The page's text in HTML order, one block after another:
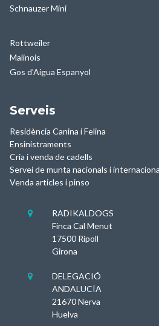
Schnauzer Mini
Rottweiler
Malinois
Gos d'Aigua Espanyol
Serveis
Residència Canina i Felina
Ensinistraments
Cria i venda de cadells
Servei de munta nacionals i
Venda articles i pinso

RADIKALDOGS
Finca Cal Menut
17500 Ripoll
Girona

DELEGACIÓ
ANDALUCÍA
21670 Nerva
Huelva